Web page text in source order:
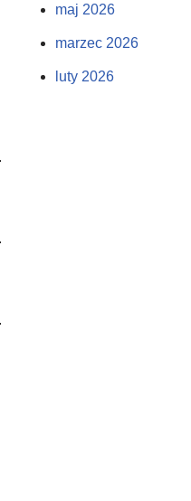
maj 2026
marzec 2026
luty 2026